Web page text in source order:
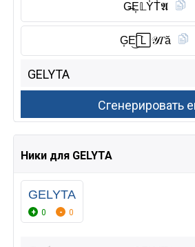
G̶E͎𝕃Y̾T̾𝕬
G͎E͜͡🄻𝒴𝑇ă
Ники для GELYTA
GELYTA
0 0